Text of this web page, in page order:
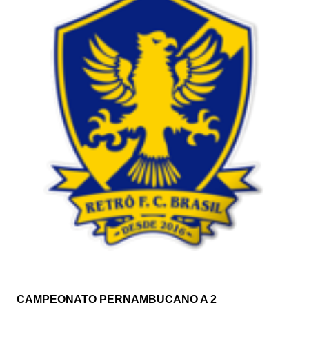
CAMPEONATO PERNAMBUCANO A 2